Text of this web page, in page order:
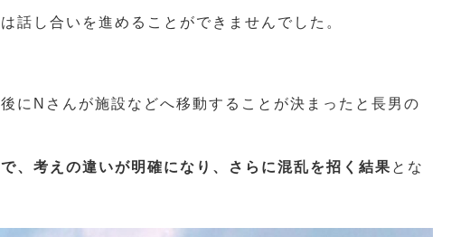
話し合いを進めることができませんでした。
にNさんが施設などへ移動することが決まったと長男の
、考えの違いが明確になり、さらに混乱を招く結果 とな